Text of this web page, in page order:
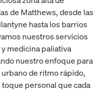
de Matthews, desde las
hasta los barrios
nuestros servicios
medicina paliativa
nuestro enfoque para
de ritmo rápido,
personal que cada